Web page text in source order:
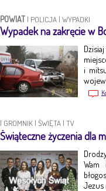
POWIAT | POLICJA | WYPADKI
Wypadek na zakręcie w
i
| GROMNIK | ŚWIĘTA | TV
Świąteczne życzenia dla
Wam
Jezus